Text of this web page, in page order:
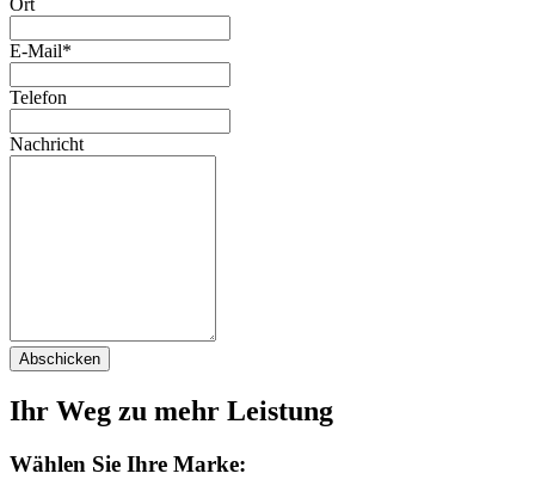
E-Mail*
Telefon
Nachricht
Abschicken
Ihr Weg zu mehr Leistung
Wählen Sie Ihre Marke: